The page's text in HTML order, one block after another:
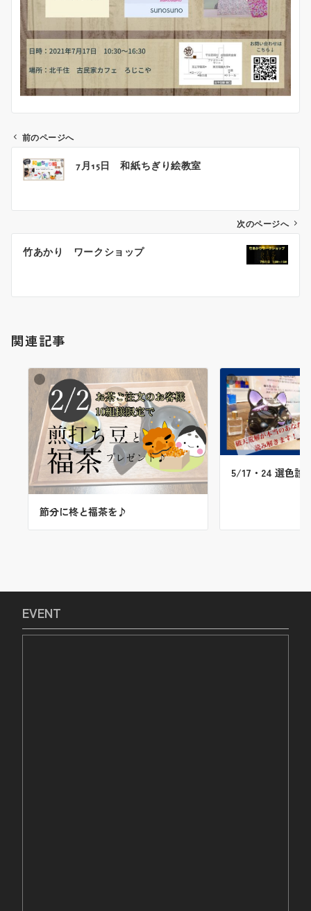
ビ
ン
前のページへ
7月15日 和紙ちぎり絵教室
次のページへ
竹あかり ワークショップ
関連記事
節分に柊と福茶を♪
5/17・24 選色診
EVENT